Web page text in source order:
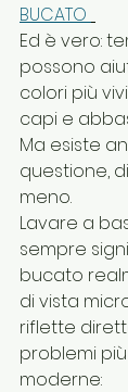
BUCATO
Ed è vero:
possono
colori più
capi e
Ma esiste
questione,
meno.
Lavare a
sempre
bucato
di vista
riflette
problemi
moderne: